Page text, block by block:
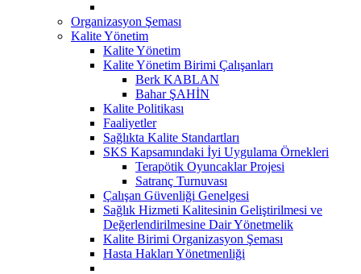
Organizasyon Şeması
Kalite Yönetim
Kalite Yönetim
Kalite Yönetim Birimi Çalışanları
Berk KABLAN
Bahar ŞAHİN
Kalite Politikası
Faaliyetler
Sağlıkta Kalite Standartları
SKS Kapsamındaki İyi Uygulama Örnekleri
Terapötik Oyuncaklar Projesi
Satranç Turnuvası
Çalışan Güvenliği Genelgesi
Sağlık Hizmeti Kalitesinin Geliştirilmesi ve
Değerlendirilmesine Dair Yönetmelik
Kalite Birimi Organizasyon Şeması
Hasta Hakları Yönetmenliği